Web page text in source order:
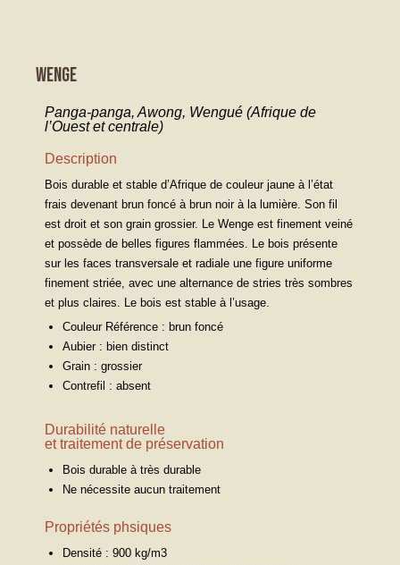
WENGE
Panga-panga, Awong, Wengué (Afrique de
l’Ouest et centrale)
Description
Bois durable et stable d’Afrique de couleur jaune à l’état
frais devenant brun foncé à brun noir à la lumière. Son fil
est droit et son grain grossier. Le Wenge est finement veiné
et possède de belles figures flammées. Le bois présente
sur les faces transversale et radiale une figure uniforme
finement striée, avec une alternance de stries très sombres
et plus claires. Le bois est stable à l’usage.
Couleur Référence : brun foncé
Aubier : bien distinct
Grain : grossier
Contrefil : absent
Durabilité naturelle
et traitement de préservation
Bois durable à très durable
Ne nécessite aucun traitement
Propriétés phsiques
Densité : 900 kg/m3